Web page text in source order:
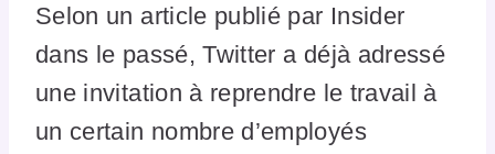
Selon un article publié par Insider
dans le passé, Twitter a déjà adressé
une invitation à reprendre le travail à
un certain nombre d’employés